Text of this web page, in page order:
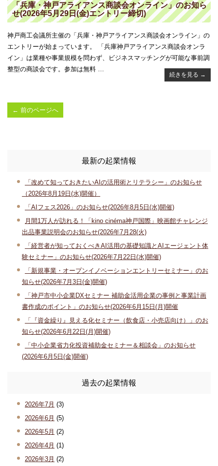
「兵庫・神戸アライアンス商談会オンライン」のお知ら
せ(2026年5月29日(金)エントリー締切)
神戸商工会議所主催の「兵庫・神戸アライアンス商談会オンライン」の
エントリーが始まっています。 「兵庫神戸アライアンス商談会オンラ
イン」は業種や事業規模を問わず、ビジネスマッチングが可能な事前調
整型の商談会です。参加は無料 …
続きを見る →
← 前のページへ
最新の起業情報
「改めて知っておきたいAIの活用術とリテラシー」のお知らせ
（2026年8月19日(水)開催）
「AIフェス2026」のお知らせ(2026年8月5日(水)開催)
月間1万人が訪れる！「kino cinéma神戸国際」映画館チャレンジ
出品事業説明会のお知らせ(2026年7月28(火)
「経営者が知っておくべきAI活用の基礎知識とAIエージェント体
験セミナー」のお知らせ(2026年7月22日(水)開催)
「新規事業・オープンイノベーションエントリーセミナー」のお
知らせ(2026年7月3日(金)開催)
「神戸市中小企業DXセミナー 補助金活用企業の事例と事業計画
書作成のポイント」のお知らせ(2026年6月15日(月)開催
「『資金繰り』見える化セミナー（飲食店・小売店向け）」のお
知らせ(2026年6月22日(月)開催)
「中小企業省力化投資補助金セミナー＆相談会」のお知らせ
(2026年6月5日(金)開催)
過去の起業情報
2026年7月 (3)
2026年6月 (5)
2026年5月 (2)
2026年4月 (1)
2026年3月 (2)